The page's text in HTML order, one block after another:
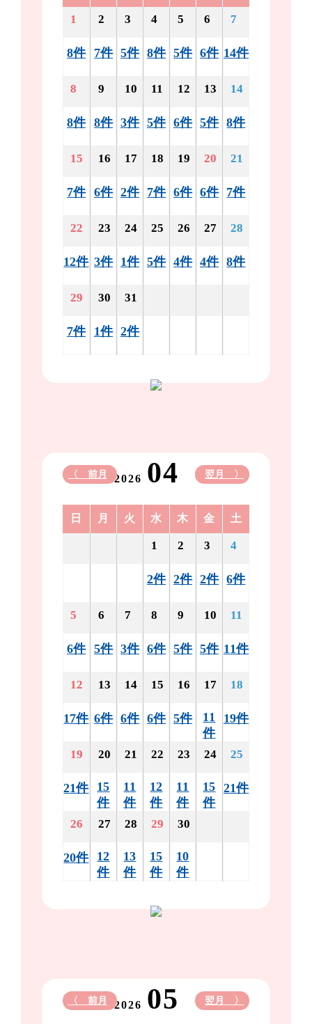
1
8件
2
7件
3
5件
4
8件
5
5件
6
6件
7
14件
8
8件
9
8件
10
3件
11
5件
12
6件
13
5件
14
8件
15
7件
16
6件
17
2件
18
7件
19
6件
20
6件
21
7件
22
12件
23
3件
24
1件
25
5件
26
4件
27
4件
28
8件
29
7件
30
1件
31
2件
2026 04
〈 前月 翌月 〉
日 月 火 水 木 金 土
1
2件
2
2件
3
2件
4
6件
5
6件
6
5件
7
3件
8
6件
9
5件
10
5件
11
11件
12
17件
13
6件
14
6件
15
6件
16
5件
17
11
件
18
19件
19
21件
20
15
件
21
11
件
22
12
件
23
11
件
24
15
件
25
21件
26
20件
27
12
件
28
13
件
29
15
件
30
10
件
2026 05
〈 前月 翌月 〉